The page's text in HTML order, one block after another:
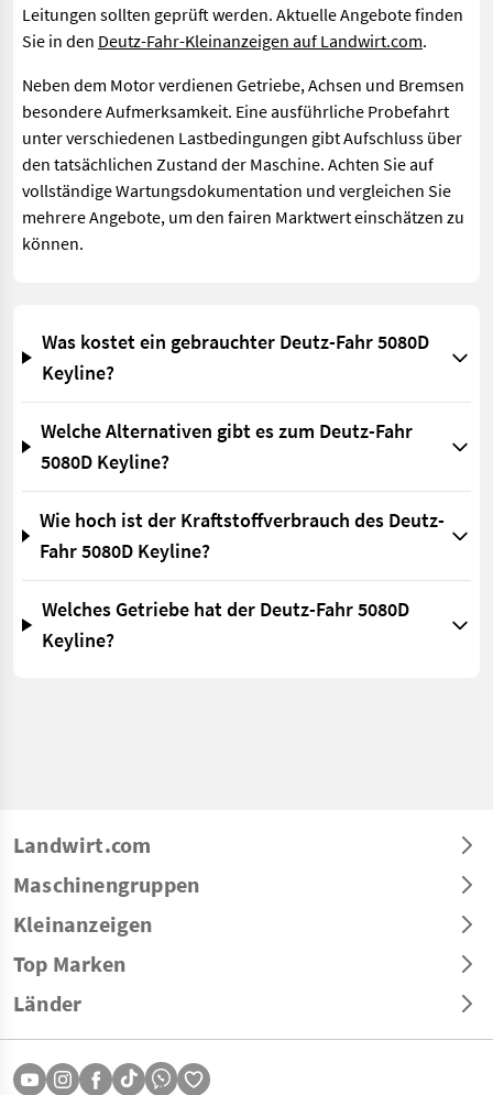
Leitungen sollten geprüft werden. Aktuelle Angebote finden
Sie in den Deutz-Fahr-Kleinanzeigen auf Landwirt.com.
Neben dem Motor verdienen Getriebe, Achsen und Bremsen
besondere Aufmerksamkeit. Eine ausführliche Probefahrt
unter verschiedenen Lastbedingungen gibt Aufschluss über
den tatsächlichen Zustand der Maschine. Achten Sie auf
vollständige Wartungsdokumentation und vergleichen Sie
mehrere Angebote, um den fairen Marktwert einschätzen zu
können.
Was kostet ein gebrauchter Deutz-Fahr 5080D
Keyline?
Welche Alternativen gibt es zum Deutz-Fahr
5080D Keyline?
Wie hoch ist der Kraftstoffverbrauch des Deutz-
Fahr 5080D Keyline?
Welches Getriebe hat der Deutz-Fahr 5080D
Keyline?
Landwirt.com
Maschinengruppen
Kleinanzeigen
Top Marken
Länder